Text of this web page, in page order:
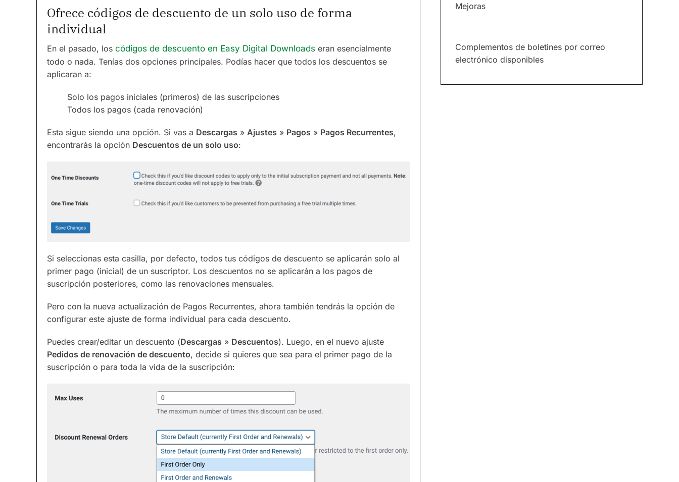
Ofrece códigos de descuento de un solo uso de forma
individual
En el pasado, los códigos de descuento en Easy Digital Downloads eran esencialmente
todo o nada. Tenías dos opciones principales. Podías hacer que todos los descuentos se
aplicaran a:
Solo los pagos iniciales (primeros) de las suscripciones
Todos los pagos (cada renovación)
Esta sigue siendo una opción. Si vas a Descargas » Ajustes » Pagos » Pagos Recurrentes,
encontrarás la opción Descuentos de un solo uso:
Si seleccionas esta casilla, por defecto, todos tus códigos de descuento se aplicarán solo al
primer pago (inicial) de un suscriptor. Los descuentos no se aplicarán a los pagos de
suscripción posteriores, como las renovaciones mensuales.
Pero con la nueva actualización de Pagos Recurrentes, ahora también tendrás la opción de
configurar este ajuste de forma individual para cada descuento.
Puedes crear/editar un descuento (Descargas » Descuentos). Luego, en el nuevo ajuste
Pedidos de renovación de descuento, decide si quieres que sea para el primer pago de la
suscripción o para toda la vida de la suscripción:
Mejoras
Complementos de boletines por correo
electrónico disponibles